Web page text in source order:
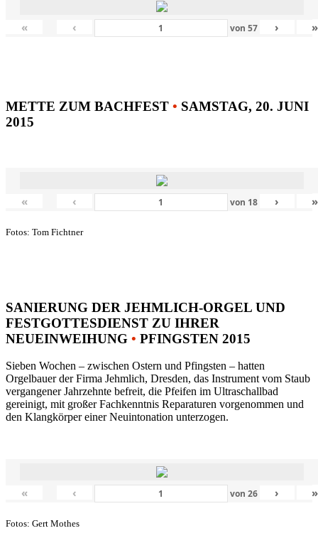
« ‹ von 57 › »
METTE ZUM BACHFEST • SAMSTAG, 20. JUNI
2015
« ‹ von 18 › »
Fotos: Tom Fichtner
SANIERUNG DER JEHMLICH-ORGEL UND
FESTGOTTESDIENST ZU IHRER
NEUEINWEIHUNG • PFINGSTEN 2015
Sieben Wochen – zwischen Ostern und Pfingsten – hatten
Orgelbauer der Firma Jehmlich, Dresden, das Instrument vom Staub
vergangener Jahrzehnte befreit, die Pfeifen im Ultraschallbad
gereinigt, mit großer Fachkenntnis Reparaturen vorgenommen und
den Klangkörper einer Neuintonation unterzogen.
« ‹ von 26 › »
Fotos: Gert Mothes